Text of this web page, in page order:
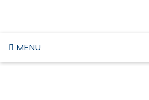
MENU